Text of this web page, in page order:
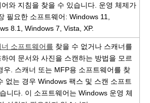
어와 지침을 찾을 수 있습니다. 운영 체제가
필요한 소프트웨어: Windows 11,
8.1, Windows 7, Vista, XP.
너 소프트웨어를 찾을 수 없거나 스캐너를
여 문서와 사진을 스캔하는 방법을 모르
우. 스캐너 또는 MFP용 소프트웨어를 찾
없는 경우 Windows 팩스 및 스캔 소프트
니다. 이 소프트웨어는 Windows 운영 체